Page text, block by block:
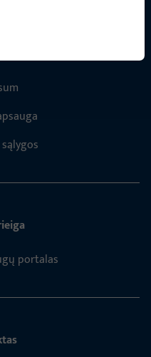
portalas